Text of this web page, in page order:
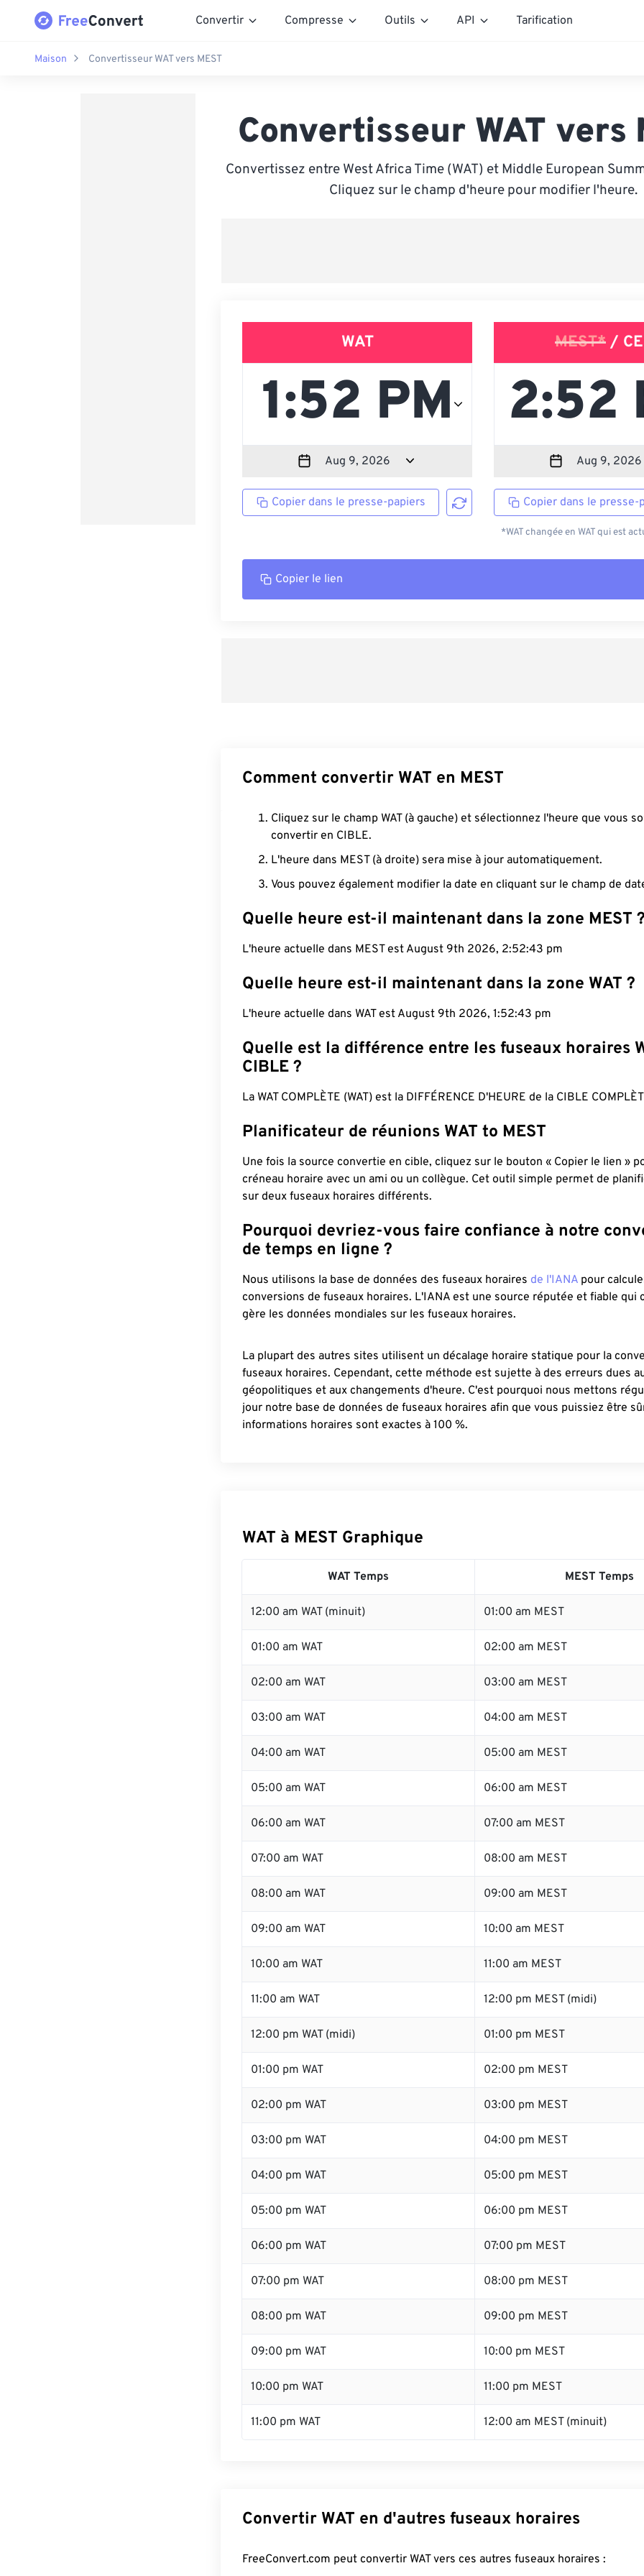
Convertir Compresse Outils API Tarification
Maison Convertisseur WAT vers MEST
Convertisseur WAT vers
Convertissez entre West Africa Time (WAT) et Middle European
Cliquez sur le champ d'heure pour modifier l'heure.
WAT
Copier dans le presse-papiers
MEST* /
Copier dans le presse-
*WAT changée en WAT qui est
Copier le lien
Comment convertir WAT en MEST
Cliquez sur le champ WAT (à gauche) et sélectionnez l'heure que vous
convertir en CIBLE.
L'heure dans MEST (à droite) sera mise à jour automatiquement.
Vous pouvez également modifier la date en cliquant sur le champ de
Quelle heure est-il maintenant dans la zone MEST ?
L'heure actuelle dans MEST est August 9th 2026, 2:52:44 pm
Quelle heure est-il maintenant dans la zone WAT ?
L'heure actuelle dans WAT est August 9th 2026, 1:52:44 pm
Quelle est la différence entre les fuseaux horaires
CIBLE ?
La WAT COMPLÈTE (WAT) est la DIFFÉRENCE D'HEURE de la CIBLE
Planificateur de réunions WAT to MEST
Une fois la source convertie en cible, cliquez sur le bouton « Copier le lien »
créneau horaire avec un ami ou un collègue. Cet outil simple permet de
sur deux fuseaux horaires différents.
Pourquoi devriez-vous faire confiance à notre
de temps en ligne ?
Nous utilisons la base de données des fuseaux horaires de l'IANA pour
conversions de fuseaux horaires. L'IANA est une source réputée et fiable qui
gère les données mondiales sur les fuseaux horaires.
La plupart des autres sites utilisent un décalage horaire statique pour la
fuseaux horaires. Cependant, cette méthode est sujette à des erreurs dues
géopolitiques et aux changements d'heure. C'est pourquoi nous mettons
jour notre base de données de fuseaux horaires afin que vous puissiez être
informations horaires sont exactes à 100 %.
WAT à MEST Graphique
WAT Temps MEST Temps
12:00 am WAT (minuit) 01:00 am MEST
01:00 am WAT 02:00 am MEST
02:00 am WAT 03:00 am MEST
03:00 am WAT 04:00 am MEST
04:00 am WAT 05:00 am MEST
05:00 am WAT 06:00 am MEST
06:00 am WAT 07:00 am MEST
07:00 am WAT 08:00 am MEST
08:00 am WAT 09:00 am MEST
09:00 am WAT 10:00 am MEST
10:00 am WAT 11:00 am MEST
11:00 am WAT 12:00 pm MEST (midi)
12:00 pm WAT (midi) 01:00 pm MEST
01:00 pm WAT 02:00 pm MEST
02:00 pm WAT 03:00 pm MEST
03:00 pm WAT 04:00 pm MEST
04:00 pm WAT 05:00 pm MEST
05:00 pm WAT 06:00 pm MEST
06:00 pm WAT 07:00 pm MEST
07:00 pm WAT 08:00 pm MEST
08:00 pm WAT 09:00 pm MEST
09:00 pm WAT 10:00 pm MEST
10:00 pm WAT 11:00 pm MEST
11:00 pm WAT 12:00 am MEST (minuit)
Convertir WAT en d'autres fuseaux horaires
FreeConvert.com peut convertir WAT vers ces autres fuseaux horaires :